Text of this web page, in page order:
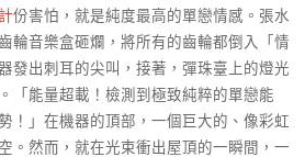
份害怕，就是純度最高的單戀情感。張水
輪音樂盒砸爛，將所有的齒輪都倒入「情
發出刺耳的尖叫，接著，彈珠臺上的燈光
「能量超載！檢測到極致純粹的單戀能
！」在機器的頂部，一個巨大的、像彩虹
。然而，就在光束衝出屋頂的一瞬間，一